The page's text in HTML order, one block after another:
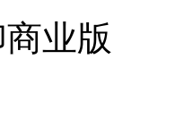
业版